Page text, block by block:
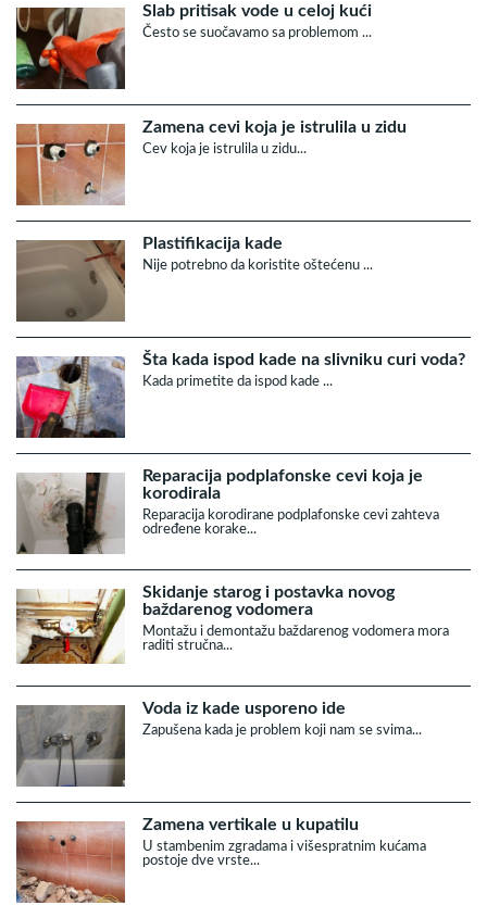
Slab pritisak vode u celoj kući
Često se suočavamo sa problemom ...
Zamena cevi koja je istrulila u zidu
Cev koja je istrulila u zidu...
Plastifikacija kade
Nije potrebno da koristite oštećenu ...
Šta kada ispod kade na slivniku curi voda?
Kada primetite da ispod kade ...
Reparacija podplafonske cevi koja je
korodirala
Reparacija korodirane podplafonske cevi zahteva
određene korake...
Skidanje starog i postavka novog
baždarenog vodomera
Montažu i demontažu baždarenog vodomera mora
raditi stručna...
Voda iz kade usporeno ide
Zapušena kada je problem koji nam se svima...
Zamena vertikale u kupatilu
U stambenim zgradama i višespratnim kućama
postoje dve vrste...